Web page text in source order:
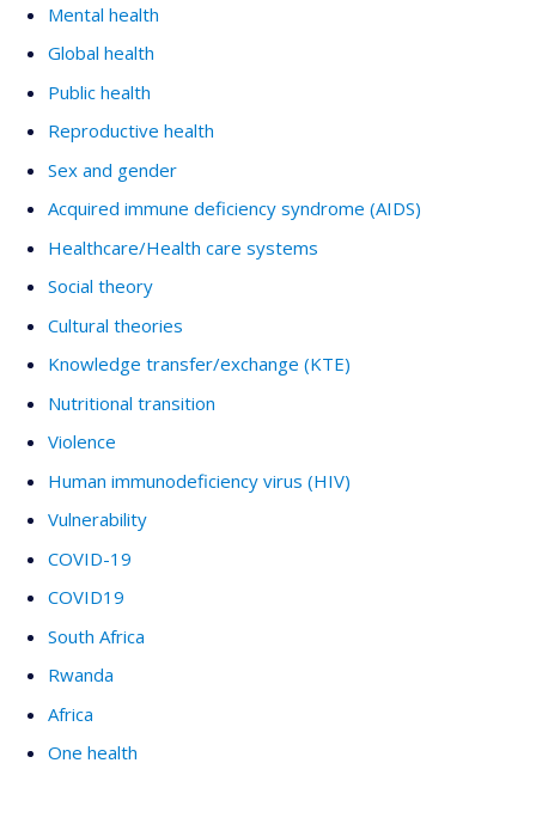
Mental health
Global health
Public health
Reproductive health
Sex and gender
Acquired immune deficiency syndrome (AIDS)
Healthcare/Health care systems
Social theory
Cultural theories
Knowledge transfer/exchange (KTE)
Nutritional transition
Violence
Human immunodeficiency virus (HIV)
Vulnerability
COVID-19
COVID19
South Africa
Rwanda
Africa
One health